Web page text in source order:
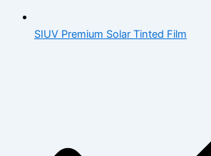
SIUV Premium Solar Tinted Film